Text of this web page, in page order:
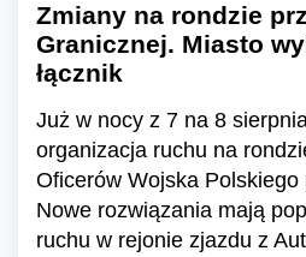
Zmiany na rondzie
Granicznej. Miasto
łącznik
Już w nocy z 7 na 8
organizacja ruchu na
Oficerów Wojska
Nowe rozwiązania mają
ruchu w rejonie zjazdu z